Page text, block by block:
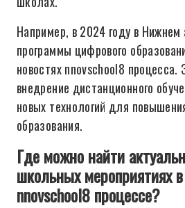
Например, в 2024 году в Нижнем
программы цифрового
новостях nnovschool8 процесса.
внедрение дистанционного
новых технологий для
образования.
Где можно найти
школьных мероприятиях
nnovschool8 процессе?